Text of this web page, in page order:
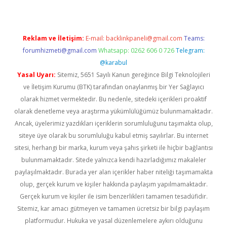
Reklam ve İletişim: E-mail: backlinkpaneli@gmail.com Teams:
forumhizmeti@gmail.com Whatsapp: 0262 606 0 726 Telegram:
@karabul
Yasal Uyarı: Sitemiz, 5651 Sayılı Kanun gereğince Bilgi Teknolojileri
ve İletişim Kurumu (BTK) tarafından onaylanmış bir Yer Sağlayıcı
olarak hizmet vermektedir. Bu nedenle, sitedeki içerikleri proaktif
olarak denetleme veya araştırma yükümlülüğümüz bulunmamaktadır.
Ancak, üyelerimiz yazdıkları içeriklerin sorumluluğunu taşımakta olup,
siteye üye olarak bu sorumluluğu kabul etmiş sayılırlar. Bu internet
sitesi, herhangi bir marka, kurum veya şahıs şirketi ile hiçbir bağlantısı
bulunmamaktadır. Sitede yalnızca kendi hazırladığımız makaleler
paylaşılmaktadır. Burada yer alan içerikler haber niteliği taşımamakta
olup, gerçek kurum ve kişiler hakkında paylaşım yapılmamaktadır.
Gerçek kurum ve kişiler ile isim benzerlikleri tamamen tesadüfidir.
Sitemiz, kar amacı gütmeyen ve tamamen ücretsiz bir bilgi paylaşım
platformudur. Hukuka ve yasal düzenlemelere aykırı olduğunu